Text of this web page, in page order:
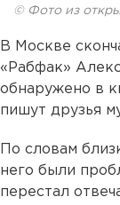
© Фото из
В Москве
«Рабфак»
обнаружено в
пишут друзья
По словам
него были
перестал